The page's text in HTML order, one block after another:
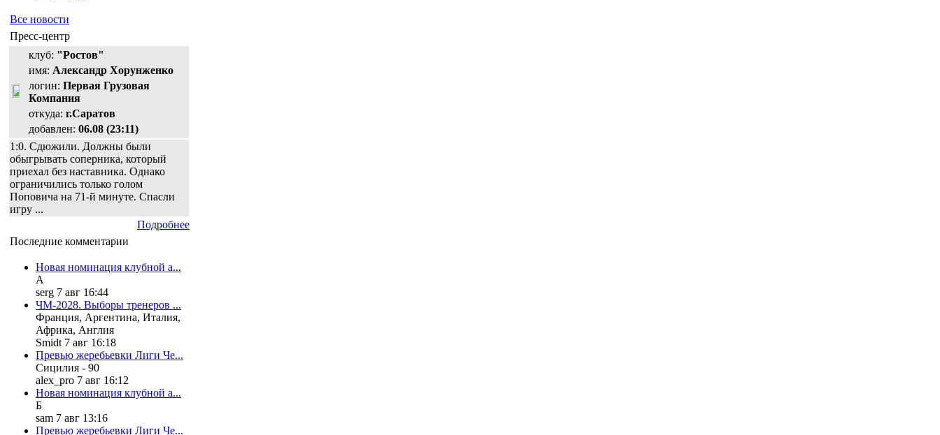
Все новости
Пресс-центр
клуб: "Ростов"
имя: Александр Хорунженко
логин: Первая Грузовая
Компания
откуда: г.Саратов
добавлен: 06.08 (23:11)
1:0. Сдюжили. Должны были
обыгрывать соперника, который
приехал без наставника. Однако
ограничились только голом
Поповича на 71-й минуте. Спасли
игру ...
Подробнее
Последние комментарии
Новая номинация клубной а...
А
serg 7 авг 16:44
ЧМ-2028. Выборы тренеров ...
Франция, Аргентина, Италия,
Африка, Англия
Smidt 7 авг 16:18
Превью жеребьевки Лиги Че...
Сицилия - 90
alex_pro 7 авг 16:12
Новая номинация клубной а...
Б
sam 7 авг 13:16
Превью жеребьевки Лиги Че...